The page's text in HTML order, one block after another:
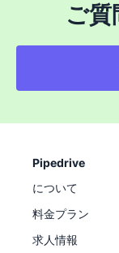
ご質
Pipedrive
について
料金プラン
求人情報